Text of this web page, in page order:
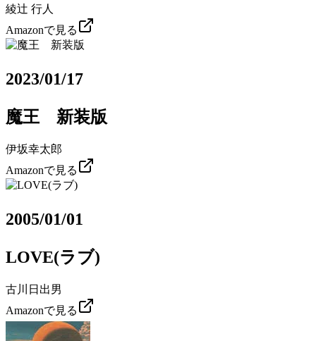
綾辻 行人
Amazonで見る
2023/01/17
魔王 新装版
伊坂幸太郎
Amazonで見る
2005/01/01
LOVE(ラブ)
古川日出男
Amazonで見る